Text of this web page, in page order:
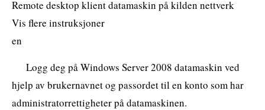
Remote desktop klient datamaskin på kilden nettverk
Vis flere instruksjoner
en
Logg deg på Windows Server 2008 datamaskin ved
hjelp av brukernavnet og passordet til en konto som har
administratorrettigheter på datamaskinen.